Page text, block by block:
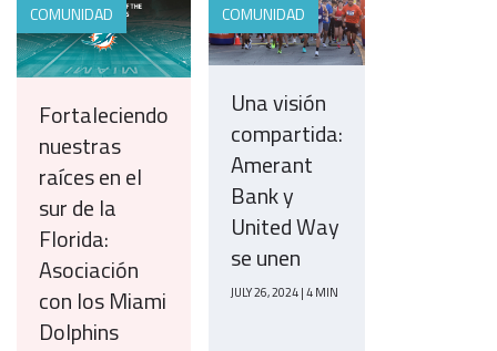
COMUNIDAD
Fortaleciendo
nuestras
raíces en el
sur de la
Florida:
Asociación
con los Miami
Dolphins
COMUNIDAD
Una visión
compartida:
Amerant
Bank y
United Way
se unen
JULY 26, 2024 | 4 MIN